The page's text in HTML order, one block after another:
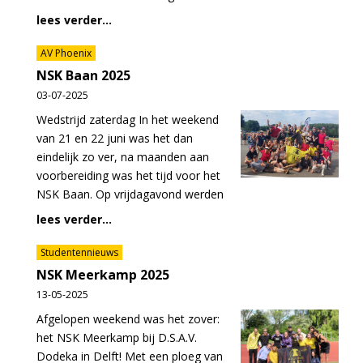
lees verder...
AV Phoenix
NSK Baan 2025
03-07-2025
Wedstrijd zaterdag In het weekend
van 21 en 22 juni was het dan
eindelijk zo ver, na maanden aan
voorbereiding was het tijd voor het
NSK Baan. Op vrijdagavond werden
lees verder...
Studentennieuws
NSK Meerkamp 2025
13-05-2025
Afgelopen weekend was het zover:
het NSK Meerkamp bij D.S.A.V.
Dodeka in Delft! Met een ploeg van